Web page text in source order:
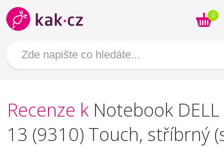
0
Recenze k Notebook DELL
13 (9310) Touch, stříbrný